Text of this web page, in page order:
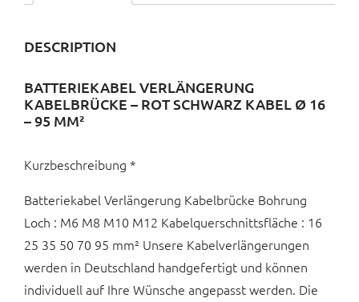
DESCRIPTION
BATTERIEKABEL VERLÄNGERUNG
KABELBRÜCKE – ROT SCHWARZ KABEL Ø 16
– 95 MM²
Kurzbeschreibung *
Batteriekabel Verlängerung Kabelbrücke Bohrung
Loch : M6 M8 M10 M12 Kabelquerschnittsfläche : 16
25 35 50 70 95 mm² Unsere Kabelverlängerungen
werden in Deutschland handgefertigt und können
individuell auf Ihre Wünsche angepasst werden. Die